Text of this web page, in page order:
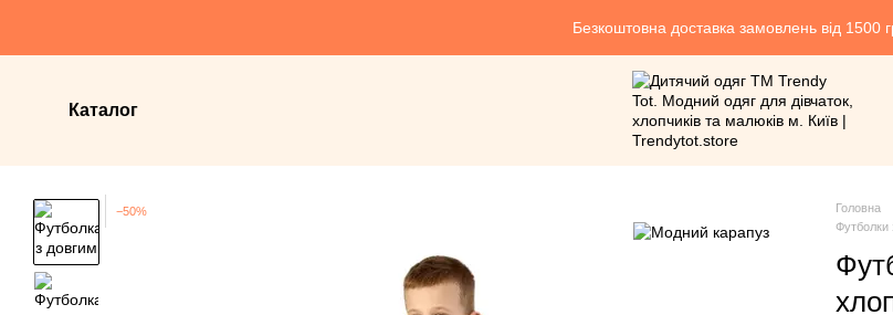
Безкоштовна доставка замовлень від 1500
Каталог
−50% Головна
Футболки